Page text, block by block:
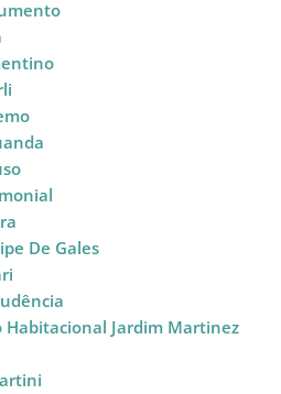
De Gales
Jardim Martinez